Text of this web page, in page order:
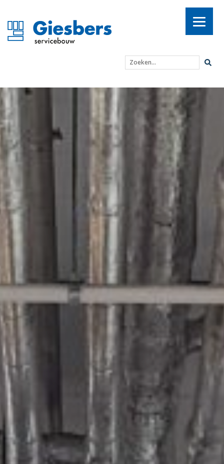
Zoeken...
Uitdagende